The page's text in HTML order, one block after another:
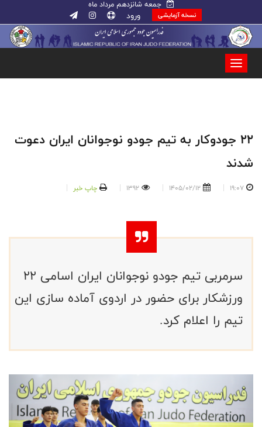
جمعه شانزدهم مرداد ماه
نسخه آزمایشی ورود
۲۲ جودوکار به تیم جودو نوجوانان ایران دعوت
شدند
19:07
1405/02/12
1392 چاپ خبر
سرمربی تیم جودو نوجوانان ایران اسامی ۲۲
ورزشکار برای حضور در اردوی آماده سازی این
تیم را اعلام کرد.